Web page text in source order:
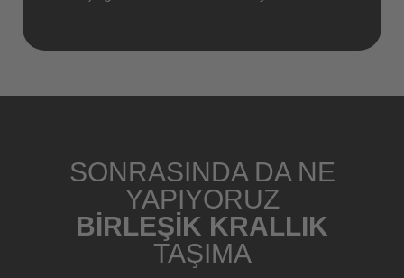
SONRASINDA DA NE
YAPIYORUZ
BIRLEŞIK KRALLIK
TAŞIMA